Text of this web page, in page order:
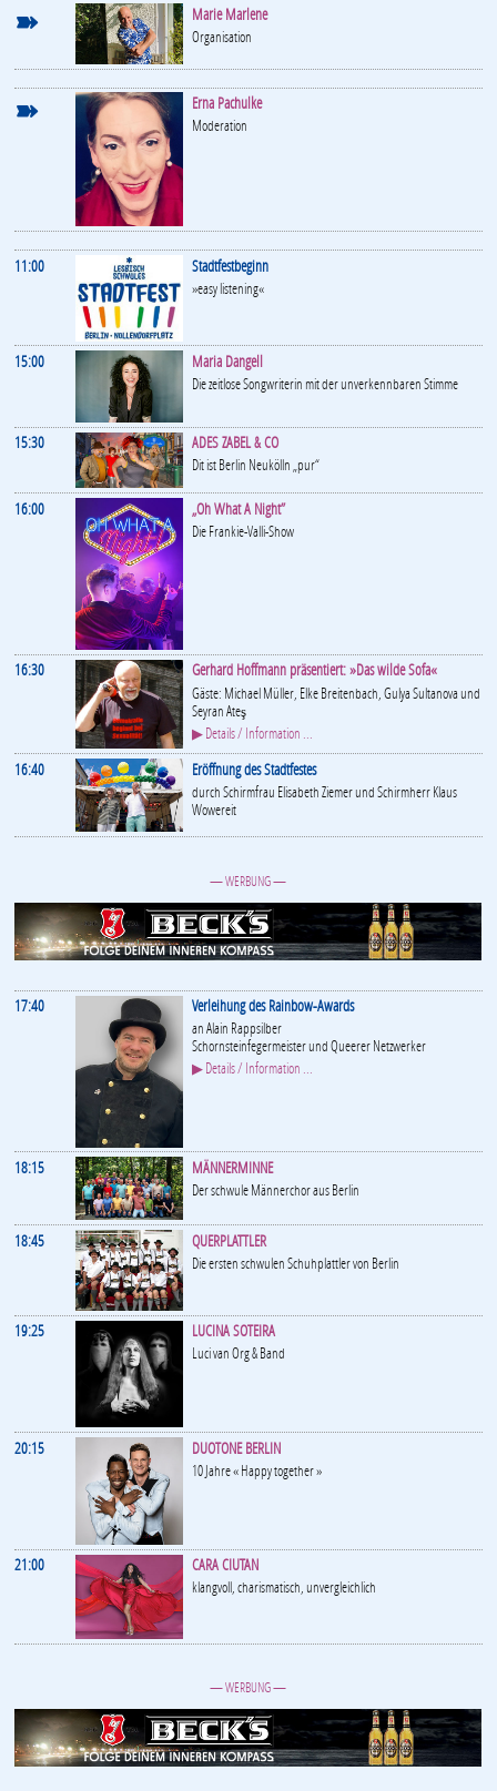
➽ Marie Marlene
Organisation
➽ Erna Pachulke
Moderation
11:00 Stadtfestbeginn
»easy listening«
15:00 Maria Dangell
Die zeitlose Songwriterin mit der unverkennbaren Stimme
15:30 ADES ZABEL & CO
Dit ist Berlin Neukölln „pur“
16:00 „Oh What A Night”
Die Frankie-Valli-Show
16:30 Gerhard Hoffmann präsentiert: »Das wilde Sofa«
Gäste: Michael Müller, Elke Breitenbach, Gulya Sultanova und
Seyran Ateş
▶ Details / Information ...
16:40 Eröffnung des Stadtfestes
durch Schirmfrau Elisabeth Ziemer und Schirmherr Klaus
Wowereit
— WERBUNG —
17:40 Verleihung des Rainbow-Awards
an Alain Rappsilber
Schornsteinfegermeister und Queerer Netzwerker
▶ Details / Information ...
18:15 MÄNNERMINNE
Der schwule Männerchor aus Berlin
18:45 QUERPLATTLER
Die ersten schwulen Schuhplattler von Berlin
19:25 LUCINA SOTEIRA
Luci van Org & Band
20:15 DUOTONE BERLIN
10 Jahre « Happy together »
21:00 CARA CIUTAN
klangvoll, charismatisch, unvergleichlich
— WERBUNG —